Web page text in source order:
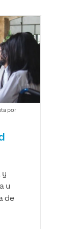
por
y
u
de